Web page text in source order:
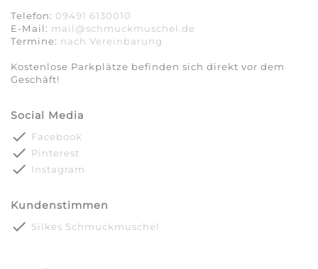
Telefon: 09491 6130010
E-Mail: mail@schmuckmuschel.de
Termine: nach Vereinbarung​​​​​​​
Kostenlose Parkplätze befinden sich direkt vor dem
Geschäft!
Social Media
done Facebook
done Pinterest
done Instagram
Kundenstimmen
done Silkes Schmuckmuschel